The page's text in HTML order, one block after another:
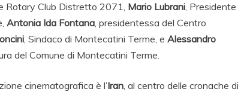
Rotary Club Distretto 2071, Mario Lubrani, Presidente
Antonia Ida Fontana, presidentessa del Centro
, Sindaco di Montecatini Terme, e Alessandro
del Comune di Montecatini Terme.
cinematografica è l’Iran, al centro delle cronache di